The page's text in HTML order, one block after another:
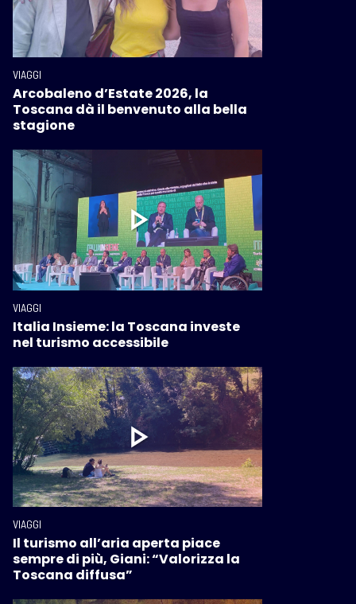
VIAGGI
Arcobaleno d’Estate 2026, la
Toscana dà il benvenuto alla bella
stagione
VIAGGI
Italia Insieme: la Toscana investe
nel turismo accessibile
VIAGGI
Il turismo all’aria aperta piace
sempre di più, Giani: “Valorizza la
Toscana diffusa”